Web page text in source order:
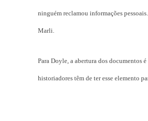
ninguém reclamou informações
Marli.
Para Doyle, a abertura dos documentos
historiadores têm de ter esse elemento